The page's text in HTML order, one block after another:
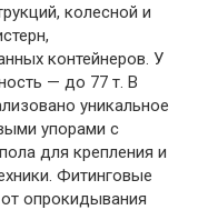
колесной и
контейнеров. У
— до 77 т. В
уникальное
упорами с
для крепления и
Фитинговые
опрокидывания